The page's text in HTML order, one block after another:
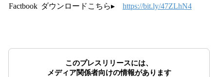
Factbook ダウンロードこちら▸ https://bit.ly/47ZLhN4
このプレスリリースには、
メディア関係者向けの情報があります